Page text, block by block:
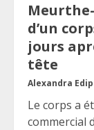
d’un
jours
tête
Alexandra Edip
Le corps a
commercial